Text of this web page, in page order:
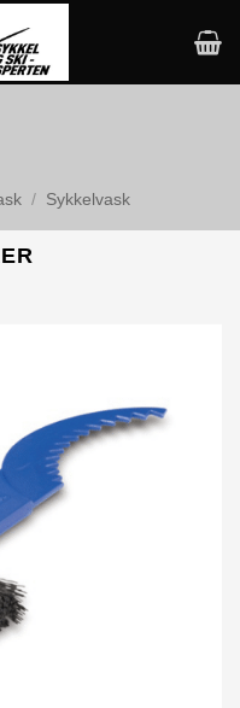
/ Sykkelvask